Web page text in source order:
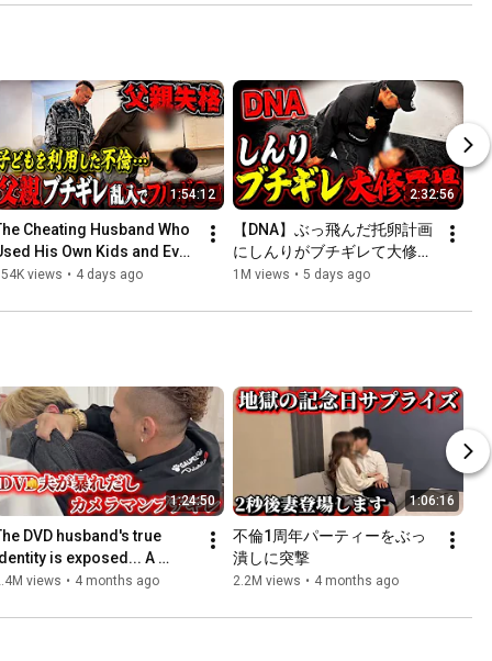
1:54:12
Cheating Husband Who
His Own Kids and Even
His Father...
views • 4 days ago
2:32:56
【DNA】ぶっ飛んだ托卵計画
にしんりがブチギレて大修羅
場！
1M views • 5 days ago
1:24:50
DVD husband's true
is exposed... A
scene unfolds with
views • 4 months ago
1:06:16
不倫1周年パーティーをぶっ
潰しに突撃
2.2M views • 4 months ago